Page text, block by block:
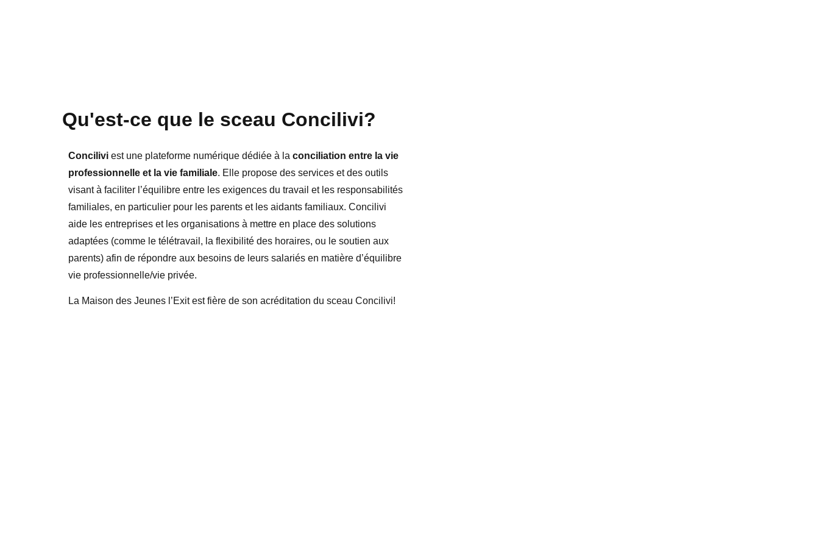
Qu'est-ce que le sceau Concilivi?
Concilivi est une plateforme numérique dédiée à la conciliation entre la vie
professionnelle et la vie familiale. Elle propose des services et des outils
visant à faciliter l’équilibre entre les exigences du travail et les responsabilités
familiales, en particulier pour les parents et les aidants familiaux. Concilivi
aide les entreprises et les organisations à mettre en place des solutions
adaptées (comme le télétravail, la flexibilité des horaires, ou le soutien aux
parents) afin de répondre aux besoins de leurs salariés en matière d’équilibre
vie professionnelle/vie privée.
La Maison des Jeunes l’Exit est fière de son acréditation du sceau Concilivi!